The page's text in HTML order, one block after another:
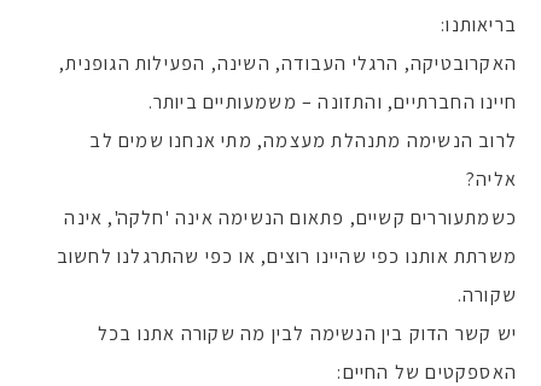
בריאותנו:
האקרובטיקה, הרגלי העבודה, השינה, הפעילות הגופנית,
חיינו החברתיים, והתזונה – משמעותיים ביותר.
לרוב הנשימה מתנהלת מעצמה, מתי אנחנו שמים לב
אליה?
כשמתעוררים קשיים, פתאום הנשימה אינה 'חלקה', אינה
משרתת אותנו כפי שהיינו רוצים, או כפי שהתרגלנו לחשוב
שקורה.
יש קשר הדוק בין הנשימה לבין מה שקורה אתנו בכל
האספקטים של החיים: